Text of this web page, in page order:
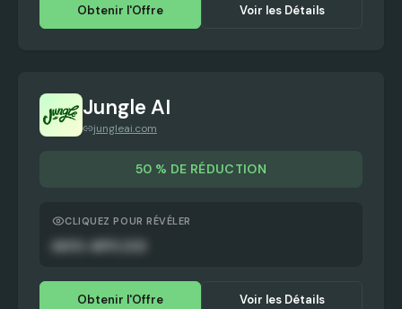
Obtenir l'Offre Voir les Détails
Jungle AI
jungleai.com
50 % DE RÉDUCTION
CLIQUEZ POUR RÉVÉLER
Obtenir l'Offre Voir les Détails